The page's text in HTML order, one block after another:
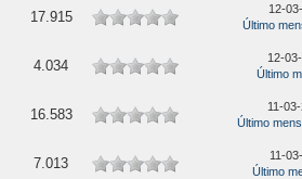
17.915
12-
Último
4.034
12-
Último
16.583
11-
Último
7.013
11-
Último